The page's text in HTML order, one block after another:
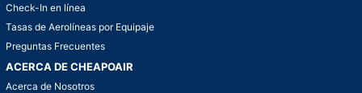
Check-In en línea
Tasas de Aerolíneas por Equipaje
Preguntas Frecuentes
ACERCA DE CHEAPOAIR
Acerca de Nosotros